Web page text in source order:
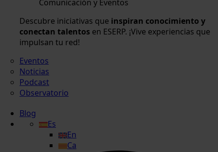
Comunicación y Eventos
Descubre iniciativas que inspiran conocimiento y
conectan talentos en ESERP. ¡Vive experiencias que
impulsan tu red!
Eventos
Noticias
Podcast
Observatorio
Blog
Es
En
Ca